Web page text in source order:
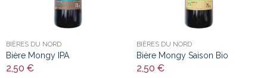
BIÈRES DU NORD
Bière Mongy IPA
2,50 €
BIÈRES DU NORD
Bière Mongy Saison Bio
2,50 €